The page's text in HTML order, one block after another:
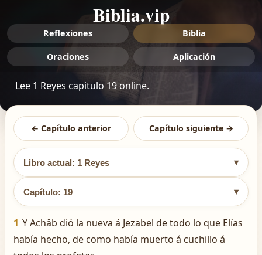
Biblia.vip
Reflexiones Biblia
Oraciones Aplicación
Lee 1 Reyes capitulo 19 online.
← Capítulo anterior Capítulo siguiente →
Libro actual: 1 Reyes ▾
Capítulo: 19 ▾
1 Y Achâb dió la nueva á Jezabel de todo lo que Elías
había hecho, de como había muerto á cuchillo á